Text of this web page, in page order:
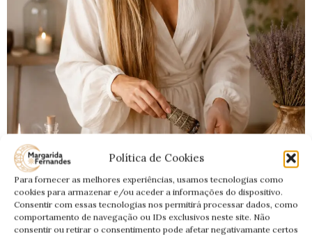
Política de Cookies
Para fornecer as melhores experiências, usamos tecnologias como
cookies para armazenar e/ou aceder a informações do dispositivo.
Consentir com essas tecnologias nos permitirá processar dados, como
comportamento de navegação ou IDs exclusivos neste site. Não
consentir ou retirar o consentimento pode afetar negativamante certos
BLOG
Ritual da Lua Minguante em Touro de 8 de
Julho 2026 — O Fecho dos Ciclos
Invisíveis